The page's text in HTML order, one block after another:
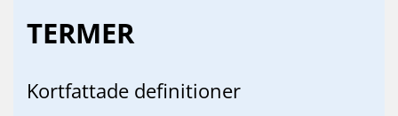
TER­MER
Kort­fat­ta­de de­fi­ni­tio­ner